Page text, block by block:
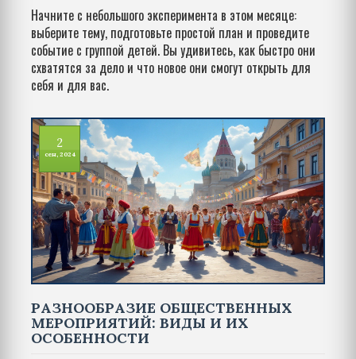
Начните с небольшого эксперимента в этом месяце:
выберите тему, подготовьте простой план и проведите
событие с группой детей. Вы удивитесь, как быстро они
схватятся за дело и что новое они смогут открыть для
себя и для вас.
2
сен, 2024
РАЗНООБРАЗИЕ ОБЩЕСТВЕННЫХ
МЕРОПРИЯТИЙ: ВИДЫ И ИХ
ОСОБЕННОСТИ